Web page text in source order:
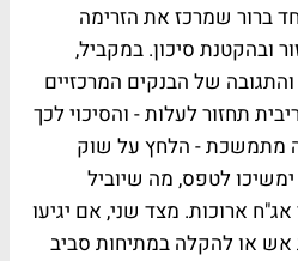
ברור שמרכז את הזרימה
ובהקטנת סיכון. במקביל,
של הבנקים המרכזיים
תחזור לעלות - והסיכוי לכך
מתמשכת - הלחץ על שוק
לטפס, מה שיוביל
ארוכות. מצד שני, אם יגיעו
או להקלה במתיחות סביב